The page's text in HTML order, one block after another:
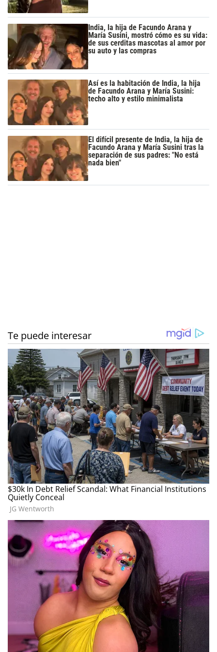
India, la hija de Facundo Arana y
María Susini, mostró cómo es su vida:
de sus cerditas mascotas al amor por
su auto y las compras
Así es la habitación de India, la hija
de Facundo Arana y María Susini:
techo alto y estilo minimalista
El difícil presente de India, la hija de
Facundo Arana y María Susini tras la
separación de sus padres: "No está
nada bien"